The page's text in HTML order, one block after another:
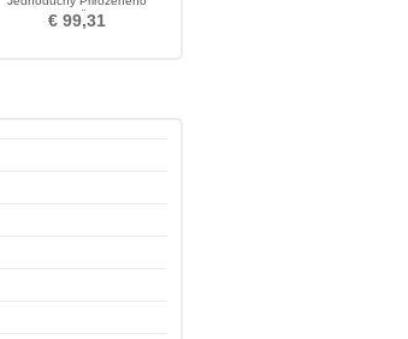
pasu Matka šaty obleky
€ 99,31